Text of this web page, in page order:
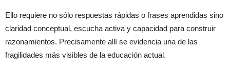
Ello requiere no sólo respuestas rápidas o frases aprendidas sino
claridad conceptual, escucha activa y capacidad para construir
razonamientos. Precisamente allí se evidencia una de las
fragilidades más visibles de la educación actual.